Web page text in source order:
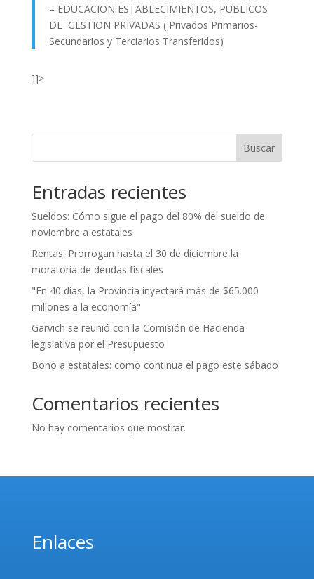
– EDUCACION ESTABLECIMIENTOS, PUBLICOS
DE GESTION PRIVADAS ( Privados Primarios-
Secundarios y Terciarios Transferidos)
]]>
Buscar
Entradas recientes
Sueldos: Cómo sigue el pago del 80% del sueldo de
noviembre a estatales
Rentas: Prorrogan hasta el 30 de diciembre la
moratoria de deudas fiscales
"En 40 días, la Provincia inyectará más de $65.000
millones a la economía"
Garvich se reunió con la Comisión de Hacienda
legislativa por el Presupuesto
Bono a estatales: como continua el pago este sábado
Comentarios recientes
No hay comentarios que mostrar.
Enlaces